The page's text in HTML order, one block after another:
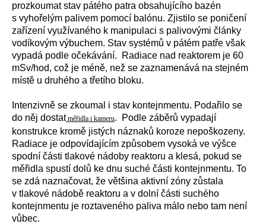
prozkoumat stav pátého patra obsahujícího bazén
s vyhořelým palivem pomocí balónu. Zjistilo se poničení
zařízení využívaného k manipulaci s palivovými články
vodíkovým výbuchem. Stav systémů v pátém patře však
vypadá podle očekávání. Radiace nad reaktorem je 60
mSv/hod, což je méně, než se zaznamenává na stejném
místě u druhého a třetího bloku.
Intenzivně se zkoumal i stav kontejnmentu. Podařilo se
do něj dostatměřidla i kameru. Podle záběrů vypadají
konstrukce kromě jistých náznaků koroze nepoškozeny.
Radiace je odpovídajícím způsobem vysoká ve výšce
spodní části tlakové nádoby reaktoru a klesá, pokud se
měřidla spustí dolů ke dnu suché části kontejnmentu. To
se zdá naznačovat, že většina aktivní zóny zůstala
v tlakové nádobě reaktoru a v dolní části suchého
kontejnmentu je roztaveného paliva málo nebo tam není
vůbec.